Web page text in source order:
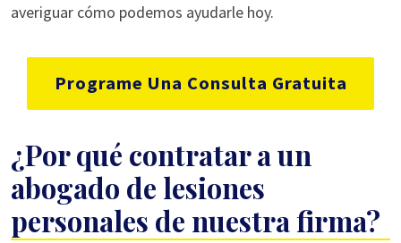
averiguar cómo podemos ayudarle hoy.
Programe Una Consulta Gratuita
¿Por qué contratar a un
abogado de lesiones
personales de nuestra firma?